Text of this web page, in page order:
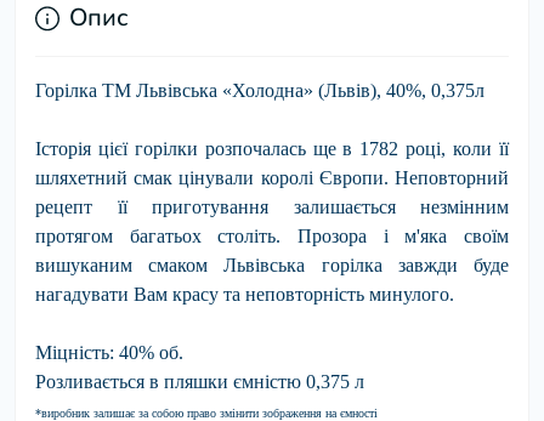
Опис
Горілка ТМ Львівська «Холодна» (Львів), 40%, 0,375л
Історія цієї горілки розпочалась ще в 1782 році, коли її
шляхетний смак цінували королі Європи. Неповторний
рецепт її приготування залишається незмінним
протягом багатьох століть. Прозора і м'яка своїм
вишуканим смаком Львівська горілка завжди буде
нагадувати Вам красу та неповторність минулого.
Міцність: 40% об.
Розливається в пляшки ємністю 0,375 л
*виробник залишає за собою право змінити зображення на ємності